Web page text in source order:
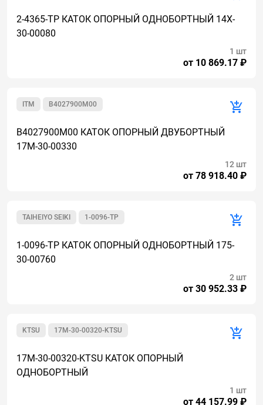
2-4365-TP КАТОК ОПОРНЫЙ ОДНОБОРТНЫЙ 14X-
30-00080
от 10 869.17 ₽
1 шт
B4027900M00
ITM
B4027900M00 КАТОК ОПОРНЫЙ ДВУБОРТНЫЙ
17M-30-00330
от 78 918.40 ₽
12 шт
1-0096-TP
TAIHEIYO SEIKI
1-0096-TP КАТОК ОПОРНЫЙ ОДНОБОРТНЫЙ 175-
30-00760
от 30 952.33 ₽
2 шт
17M-30-00320-KTSU
KTSU
17M-30-00320-KTSU КАТОК ОПОРНЫЙ
ОДНОБОРТНЫЙ
от 44 157.99 ₽
1 шт